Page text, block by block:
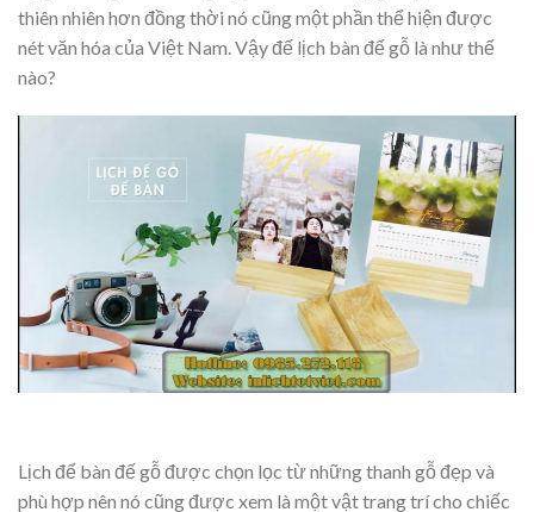
thiên nhiên hơn đồng thời nó cũng một phần thể hiện được
nét văn hóa của Việt Nam. Vậy đế lịch bàn đế gỗ là như thế
nào?
Lịch để bàn đế gỗ được chọn lọc từ những thanh gỗ đẹp và
phù hợp nên nó cũng được xem là một vật trang trí cho chiếc